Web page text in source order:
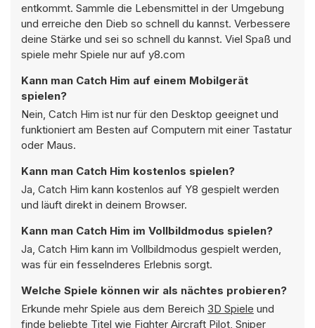
entkommt. Sammle die Lebensmittel in der Umgebung
und erreiche den Dieb so schnell du kannst. Verbessere
deine Stärke und sei so schnell du kannst. Viel Spaß und
spiele mehr Spiele nur auf y8.com
Kann man Catch Him auf einem Mobilgerät
spielen?
Nein, Catch Him ist nur für den Desktop geeignet und
funktioniert am Besten auf Computern mit einer Tastatur
oder Maus.
Kann man Catch Him kostenlos spielen?
Ja, Catch Him kann kostenlos auf Y8 gespielt werden
und läuft direkt in deinem Browser.
Kann man Catch Him im Vollbildmodus spielen?
Ja, Catch Him kann im Vollbildmodus gespielt werden,
was für ein fesselnderes Erlebnis sorgt.
Welche Spiele können wir als nächtes probieren?
Erkunde mehr Spiele aus dem Bereich 3D Spiele und
finde beliebte Titel wie Fighter Aircraft Pilot, Sniper